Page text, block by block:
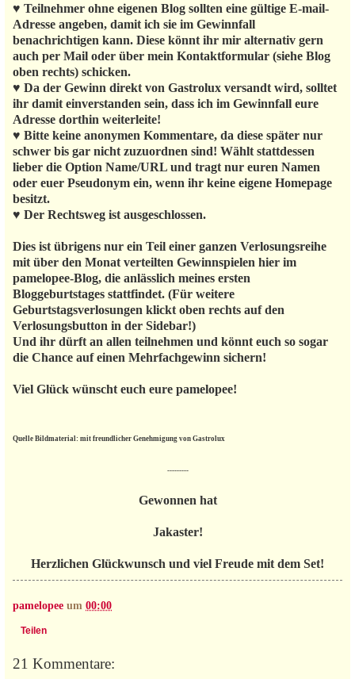
♥ Teilnehmer ohne eigenen Blog sollten eine gültige E-mail-
Adresse angeben, damit ich sie im Gewinnfall
benachrichtigen kann. Diese könnt ihr mir alternativ gern
auch per Mail oder über mein Kontaktformular (siehe Blog
oben rechts) schicken.
♥ Da der Gewinn direkt von Gastrolux versandt wird, solltet
ihr damit einverstanden sein, dass ich im Gewinnfall eure
Adresse dorthin weiterleite!
♥ Bitte keine anonymen Kommentare, da diese später nur
schwer bis gar nicht zuzuordnen sind! Wählt stattdessen
lieber die Option Name/URL und tragt nur euren Namen
oder euer Pseudonym ein, wenn ihr keine eigene Homepage
besitzt.
♥ Der Rechtsweg ist ausgeschlossen.
Dies ist übrigens nur ein Teil einer ganzen Verlosungsreihe
mit über den Monat verteilten Gewinnspielen hier im
pamelopee-Blog, die anlässlich meines ersten
Bloggeburtstages stattfindet. (Für weitere
Geburtstagsverlosungen klickt oben rechts auf den
Verlosungsbutton in der Sidebar!)
Und ihr dürft an allen teilnehmen und könnt euch so sogar
die Chance auf einen Mehrfachgewinn sichern!
Viel Glück wünscht euch eure pamelopee!
Quelle Bildmaterial: mit freundlicher Genehmigung von Gastrolux
---------
Gewonnen hat
Jakaster!
Herzlichen Glückwunsch und viel Freude mit dem Set!
pamelopee um 00:00
Teilen
21 Kommentare: